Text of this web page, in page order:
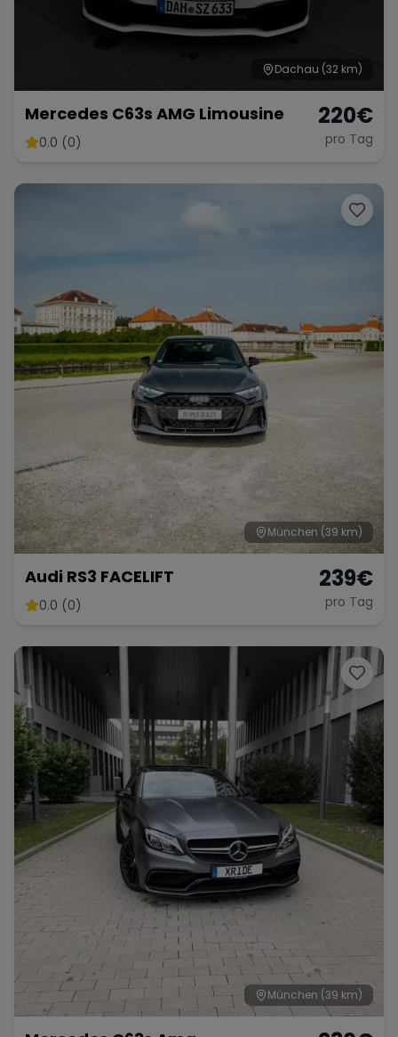
Dachau (32 km)
Mercedes C63s AMG Limousine
0.0 (0)
220€
pro Tag
München (39 km)
Audi RS3 FACELIFT
0.0 (0)
239€
pro Tag
München (39 km)